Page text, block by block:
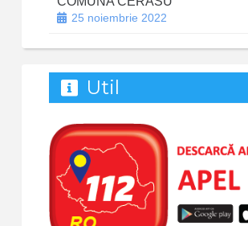
25 noiembrie 2022
Util